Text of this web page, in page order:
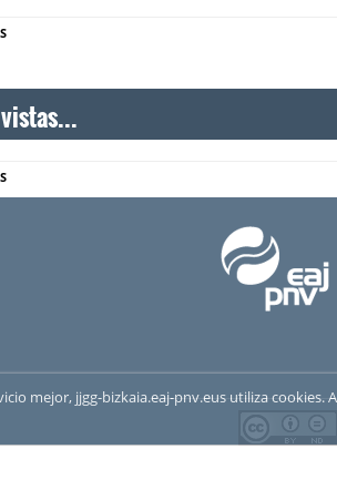
mejor, jjgg-bizkaia.eaj-pnv.eus utiliza